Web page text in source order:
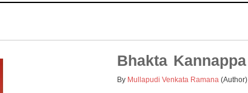
Bhakta Kannappa
By Mullapudi Venkata Ramana (Author)